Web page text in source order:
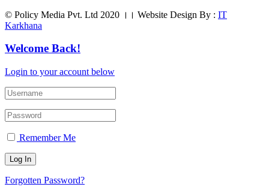
© Policy Media Pvt. Ltd 2020 ।। Website Design By : IT
Karkhana
Welcome Back!
Login to your account below
Remember Me
Forgotten Password?